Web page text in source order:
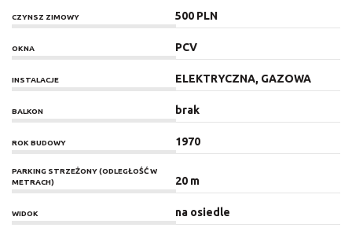
CZYNSZ ZIMOWY 500 PLN
OKNA PCV
INSTALACJE ELEKTRYCZNA, GAZOWA
BALKON brak
ROK BUDOWY 1970
PARKING STRZEŻONY (ODLEGŁOŚĆ W
METRACH)
20 m
WIDOK na osiedle